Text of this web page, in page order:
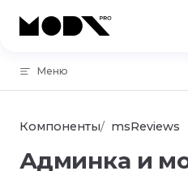
Skip to content
Меню
Компоненты msReviews
Админка и